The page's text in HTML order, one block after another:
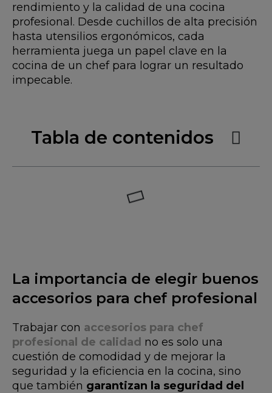
rendimiento y la calidad de una cocina
profesional. Desde cuchillos de alta precisión
hasta utensilios ergonómicos, cada
herramienta juega un papel clave en la
cocina de un chef para lograr un resultado
impecable.
Tabla de contenidos
La importancia de elegir buenos
accesorios para chef profesional
Trabajar con accesorios para chef
profesional de calidad no es solo una
cuestión de comodidad y de mejorar la
seguridad y la eficiencia en la cocina, sino
que también garantizan la seguridad del